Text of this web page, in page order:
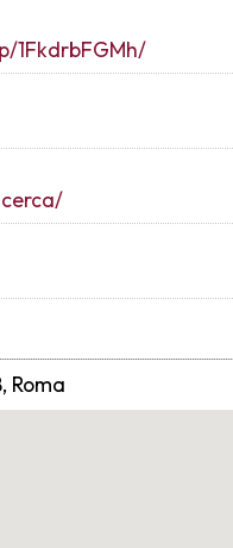
1FkdrbFGMh/
Roma